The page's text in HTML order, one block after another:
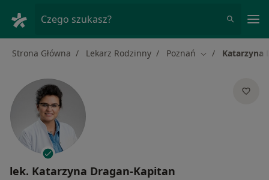
Czego szukasz?
Strona Główna Lekarz Rodzinny Poznań Zmień miasto
Katarzyna
lek. Katarzyna Dragan-Kapitan